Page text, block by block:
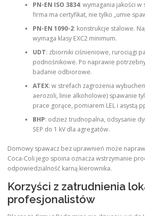
PN-EN ISO 3834: wymagania jakości
firma ma certyfikat, nie tylko „umie
PN-EN 1090-2: konstrukcje stalowe.
wymaga klasy EXC2 minimum.
UDT: zbiorniki ciśnieniowe, rurociągi
podnośnikowe. Po naprawie
badanie odbiorowe.
ATEX: w strefach zagrożenia
aerozoli, linie alkoholowe) spawanie
prace gorące, pomiarem LEL i asystą
BHP: odzież trudnopalna, odsysanie
SEP do 1 kV dla agregatów.
Domowy spawacz bez uprawnień może
Coca-Coli jego spoina oznacza wstrzymanie
odpowiedzialność karną kierownika.
Korzyści z zatrudnienia
profesjonalistów